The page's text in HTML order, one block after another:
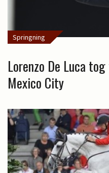
Springning
Lorenzo De Luca
Mexico City